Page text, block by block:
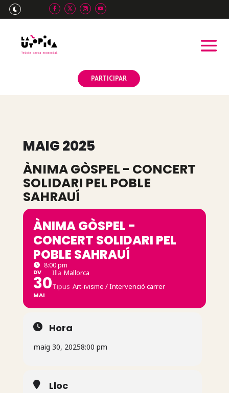

PARTICIPAR
MAIG 2025
ÀNIMA GÒSPEL - CONCERT
SOLIDARI PEL POBLE
SAHRAUÍ
ÀNIMA GÒSPEL -
CONCERT SOLIDARI PEL
POBLE SAHRAUÍ
8:00 pm
DV
30
MAI
Illa Mallorca
Tipus Art-ivisme / Intervenció carrer
Hora
maig 30, 20258:00 pm
Lloc